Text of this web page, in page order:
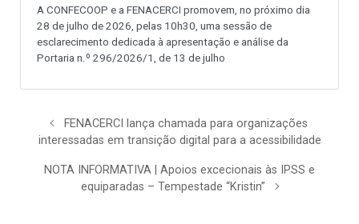
A CONFECOOP e a FENACERCI promovem, no próximo dia
28 de julho de 2026, pelas 10h30, uma sessão de
esclarecimento dedicada à apresentação e análise da
Portaria n.º 296/2026/1, de 13 de julho
FENACERCI lança chamada para organizações
interessadas em transição digital para a acessibilidade
NOTA INFORMATIVA | Apoios excecionais às IPSS e
equiparadas – Tempestade “Kristin”